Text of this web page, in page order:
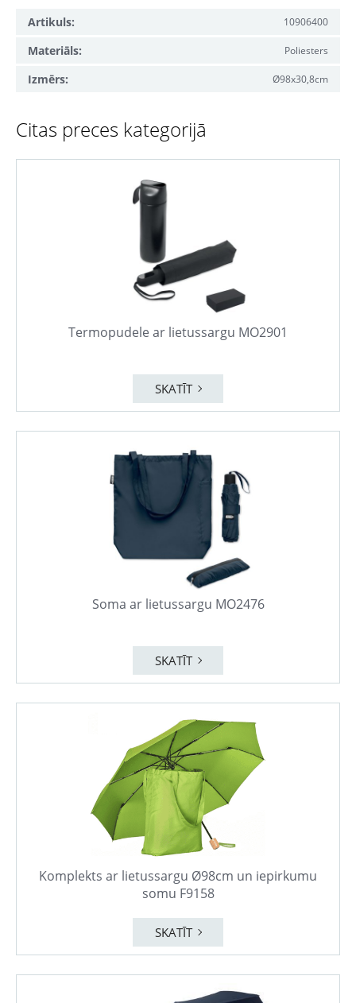
Artikuls: 10906400
Materiāls: Poliesters
Izmērs: Ø98x30,8cm
Citas preces kategorijā
Termopudele ar lietussargu MO2901
SKATĪT
Soma ar lietussargu MO2476
SKATĪT
Komplekts ar lietussargu Ø98cm un iepirkumu
somu F9158
SKATĪT